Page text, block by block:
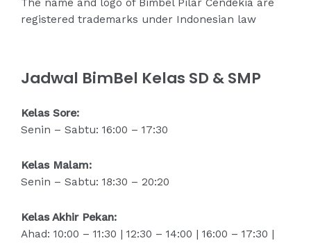
The name and logo of Bimbel Pilar Cendekia are
registered trademarks under Indonesian law
Jadwal BimBel Kelas SD & SMP
Kelas Sore:
Senin – Sabtu: 16:00 – 17:30
Kelas Malam:
Senin – Sabtu: 18:30 – 20:20
Kelas Akhir Pekan:
Ahad: 10:00 – 11:30 | 12:30 – 14:00 | 16:00 – 17:30 |